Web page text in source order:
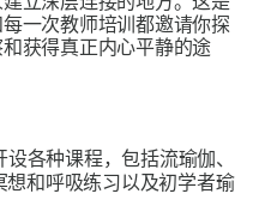
一次教师培训都邀请你探
获得真正内心平静的途
各种课程，包括流瑜伽、
和呼吸练习以及初学者瑜